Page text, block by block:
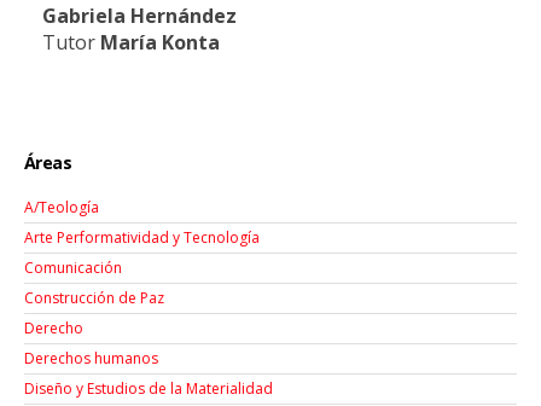
Gabriela Hernández
Tutor María Konta
Áreas
A/Teología
Arte Performatividad y Tecnología
Comunicación
Construcción de Paz
Derecho
Derechos humanos
Diseño y Estudios de la Materialidad